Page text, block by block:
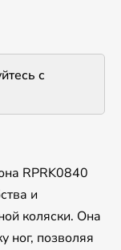
с
RPRK0840
и
коляски. Она
ног, позволяя